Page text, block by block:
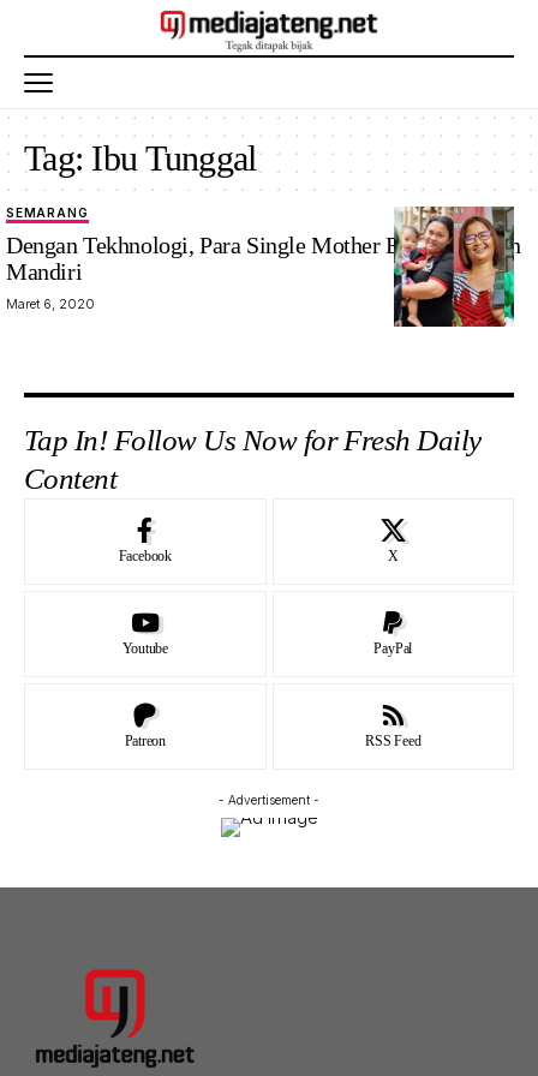
Tag: Ibu Tunggal
SEMARANG
Dengan Tekhnologi, Para Single Mother Bisa Maju dan
Mandiri
Maret 6, 2020
Tap In! Follow Us Now for Fresh Daily
Content
Facebook X
Youtube PayPal
Patreon RSS Feed
- Advertisement -